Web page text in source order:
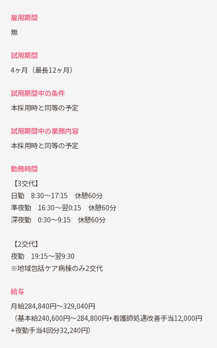
雇用期間
無
試用期間
4ヶ月（最長12ヶ月）
試用期間中の条件
本採用時と同等の予定
試用期間中の業務内容
本採用時と同等の予定
勤務時間
【3交代】
日勤 8:30～17:15 休憩60分
準夜勤 16:30～翌0:15 休憩60分
深夜勤 0:30～9:15 休憩60分
【2交代】
夜勤 19:15～翌9:30
※地域包括ケア病棟のみ2交代
給与
月給284,840円～329,040円
（基本給240,600円～284,800円+看護師処遇改善手当12,000円
+夜勤手当4回分32,240円）